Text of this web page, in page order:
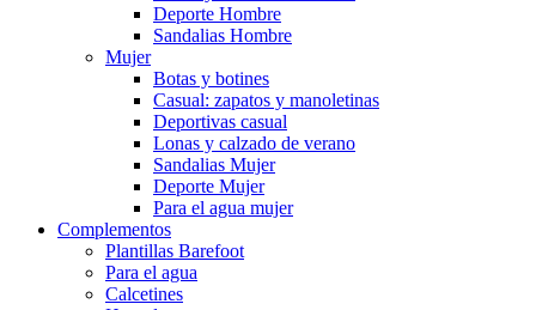
Deporte Hombre
Sandalias Hombre
Mujer
Botas y botines
Casual: zapatos y manoletinas
Deportivas casual
Lonas y calzado de verano
Sandalias Mujer
Deporte Mujer
Para el agua mujer
Complementos
Plantillas Barefoot
Para el agua
Calcetines